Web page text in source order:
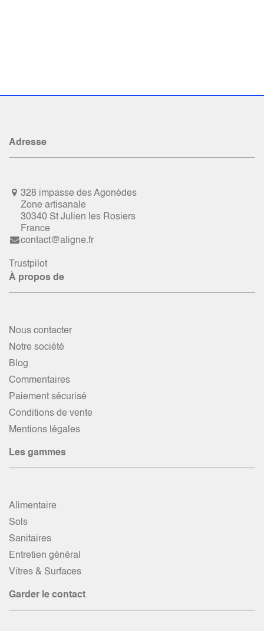
Adresse
328 impasse des Agonèdes
Zone artisanale
30340 St Julien les Rosiers
France
contact@aligne.fr
Trustpilot
À propos de
Nous contacter
Notre société
Blog
Commentaires
Paiement sécurisé
Conditions de vente
Mentions légales
Les gammes
Alimentaire
Sols
Sanitaires
Entretien général
Vitres & Surfaces
Garder le contact